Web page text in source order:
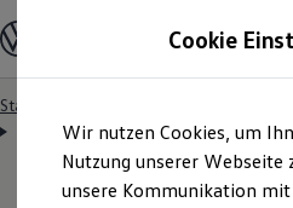
Hauptinhalt
springen
Footer
springen
Modelle & Konfigurator
Modelle konfigurieren
Vorgängermodelle
Oldtimer
Startseite
Servicetermin anfragen
Cookie
Wir nutzen Cookies, um
Nutzung unserer Webseite
unsere Kommunikation